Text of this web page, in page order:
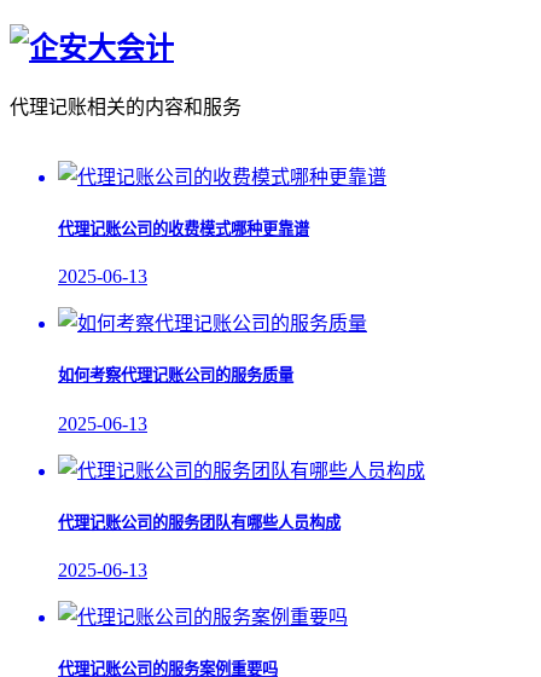
代理记账相关的内容和服务
代理记账公司的收费模式哪种更靠谱
2025-06-13
如何考察代理记账公司的服务质量
2025-06-13
代理记账公司的服务团队有哪些人员构成
2025-06-13
代理记账公司的服务案例重要吗